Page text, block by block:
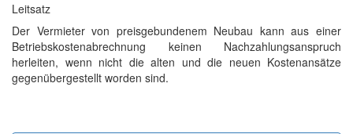
Leitsatz
Der Vermieter von preisgebundenem Neubau kann aus einer
Betriebskostenabrechnung keinen Nachzahlungsanspruch
herleiten, wenn nicht die alten und die neuen Kostenansätze
gegenübergestellt worden sind.